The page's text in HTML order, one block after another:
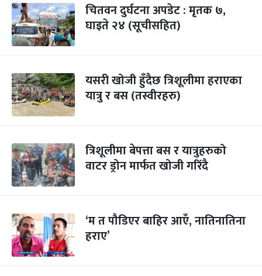
चितवन दुर्घटना अपडेट : मृतक ७,
घाइते २४ (सूचीसहित)
यसरी खोजी हुँदैछ त्रिशूलीमा हराएका
यात्रु र बस (तस्वीरहरु)
त्रिशूलीमा बेपत्ता बस र यात्रुहरुको
वाटर ड्रोन मार्फत खोजी गरिंदै
‘म त पौडिएर बाहिर आएँ, नातिनातिना
हराए’